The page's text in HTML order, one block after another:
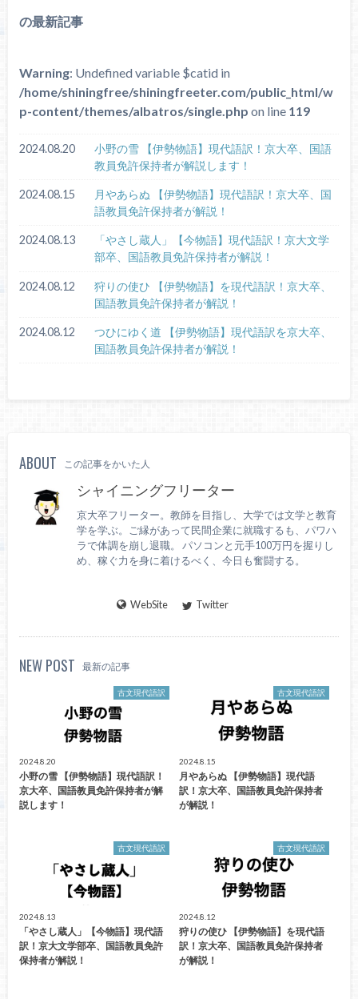
の最新記事
Warning: Undefined variable $catid in
/home/shiningfree/shiningfreeter.com/public_html/w
p-content/themes/albatros/single.php on line 119
2024.08.20
小野の雪 【伊勢物語】現代語訳！京大卒、国語
教員免許保持者が解説します！
2024.08.15
月やあらぬ 【伊勢物語】現代語訳！京大卒、国
語教員免許保持者が解説！
2024.08.13
「やさし蔵人」【今物語】現代語訳！京大文学
部卒、国語教員免許保持者が解説！
2024.08.12
狩りの使ひ 【伊勢物語】を現代語訳！京大卒、
国語教員免許保持者が解説！
2024.08.12
つひにゆく道 【伊勢物語】現代語訳を京大卒、
国語教員免許保持者が解説！
ABOUT この記事をかいた人
シャイニングフリーター
京大卒フリーター。教師を目指し、大学では文学と教育
学を学ぶ。ご縁があって民間企業に就職するも、パワハ
ラで体調を崩し退職。 パソコンと元手100万円を握りし
め、稼ぐ力を身に着けるべく、今日も奮闘する。
WebSite Twitter
NEW POST 最新の記事
古文現代語訳
2024.8.20
小野の雪 【伊勢物語】現代語訳！
京大卒、国語教員免許保持者が解
説します！
古文現代語訳
2024.8.15
月やあらぬ 【伊勢物語】現代語
訳！京大卒、国語教員免許保持者
が解説！
古文現代語訳
2024.8.13
「やさし蔵人」【今物語】現代語
訳！京大文学部卒、国語教員免許
保持者が解説！
古文現代語訳
2024.8.12
狩りの使ひ 【伊勢物語】を現代語
訳！京大卒、国語教員免許保持者
が解説！